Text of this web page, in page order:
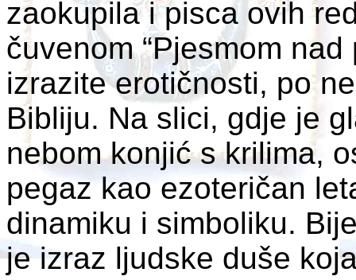
zaokupila i pisca ovih
čuvenom “Pjesmom
izrazite erotičnosti, po
Bibliju. Na slici, gdje je
nebom konjić s krilima,
pegaz kao ezoteričan
dinamiku i simboliku.
je izraz ljudske duše